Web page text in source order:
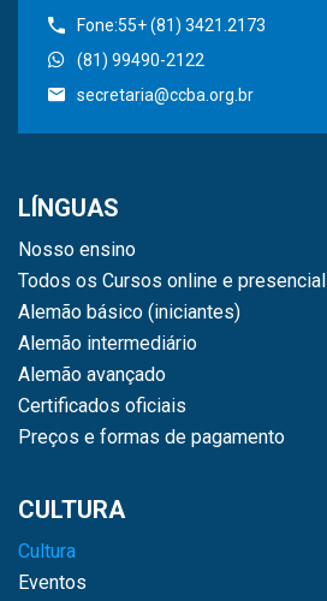
Fone:55+ (81) 3421.2173
(81) 99490-2122
secretaria@ccba.org.br
LÍNGUAS
Nosso ensino
Todos os Cursos online e presencial
Alemão básico (iniciantes)
Alemão intermediário
Alemão avançado
Certificados oficiais
Preços e formas de pagamento
CULTURA
Cultura
Eventos